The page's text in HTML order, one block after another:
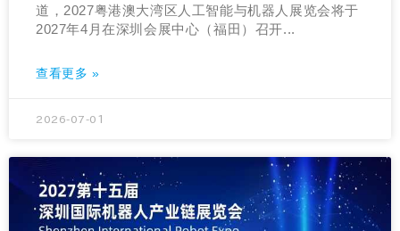
道，2027粤港澳大湾区人工智能与机器人展览会将于
2027年4月在深圳会展中心（福田）召开...
查看更多 »
2026-07-01